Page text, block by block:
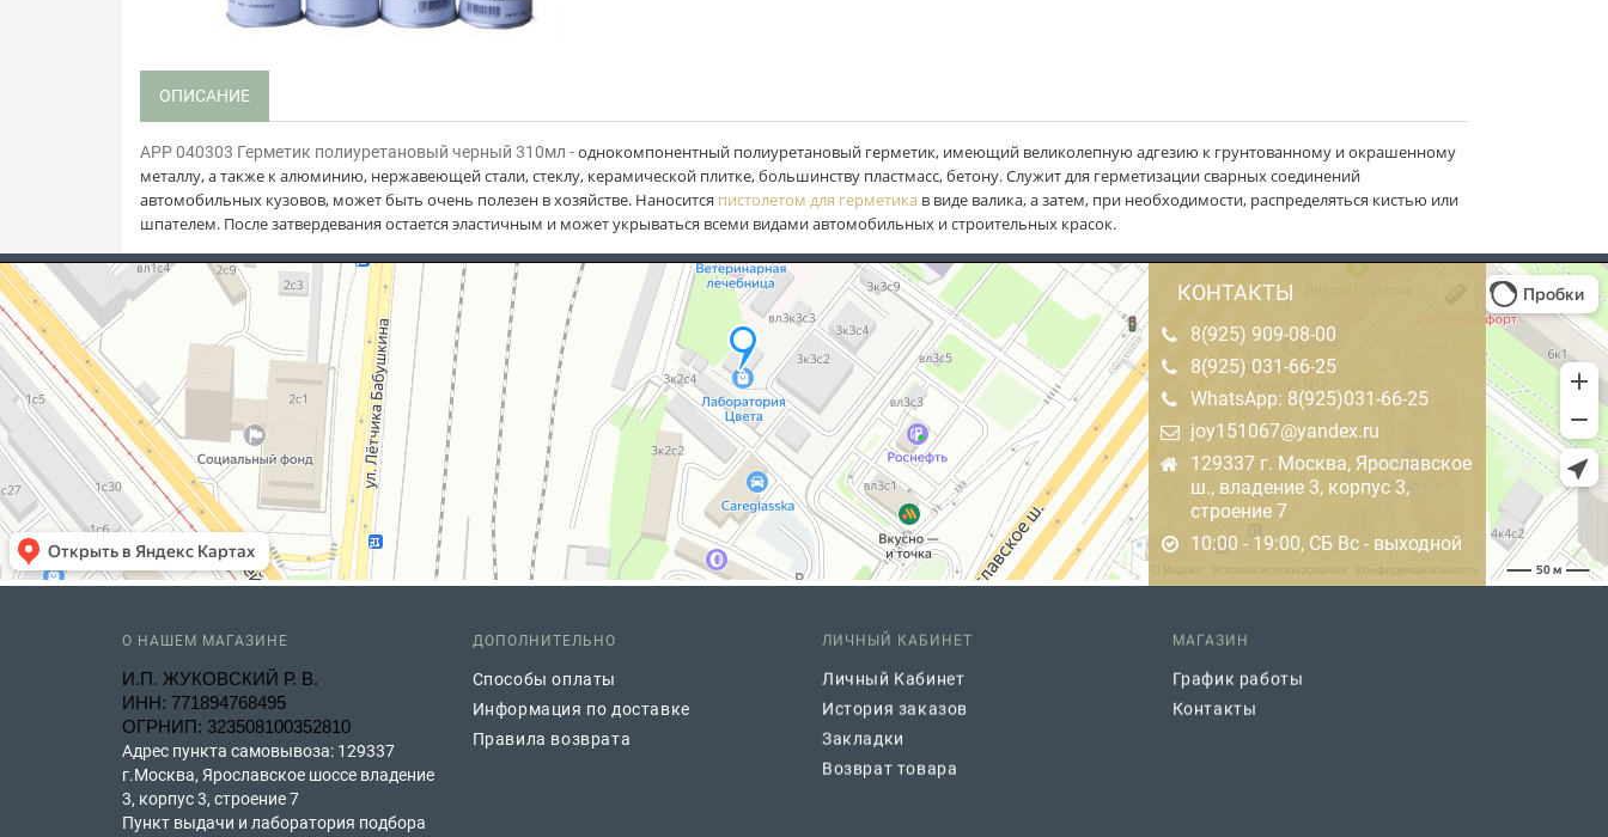
ОПИСАНИЕ
APP 040303 Герметик полиуретановый черный 310мл -однокомпонентный полиуретановый герметик, имеющий великолепную адгезию к грунтованному и окрашенному
металлу, а также к алюминию, нержавеющей стали, стеклу, керамической плитке, большинству пластмасс, бетону. Служит для герметизации сварных соединений
автомобильных кузовов, может быть очень полезен в хозяйстве. Наносится пистолетом для герметика в виде валика, а затем, при необходимости, распределяться кистью или
шпателем. После затвердевания остается эластичным и может укрываться всеми видами автомобильных и строительных красок.
КОНТАКТЫ
8(925) 909-08-00
8(925) 031-66-25
WhatsApp: 8(925)031-66-25
joy151067@yandex.ru
129337 г. Москва, Ярославское
ш., владение 3, корпус 3,
строение 7
10:00 - 19:00, СБ Вс - выходной
О НАШЕМ МАГАЗИНЕ
И.П. ЖУКОВСКИЙ Р. В.
ИНН: 771894768495
ОГРНИП: 323508100352810
Адрес пункта самовывоза: 129337
г.Москва, Ярославское шоссе владение
3, корпус 3, строение 7
Пункт выдачи и лаборатория подбора
ДОПОЛНИТЕЛЬНО
Способы оплаты
Информация по доставке
Правила возврата
ЛИЧНЫЙ КАБИНЕТ
Личный Кабинет
История заказов
Закладки
Возврат товара
МАГАЗИН
График работы
Контакты